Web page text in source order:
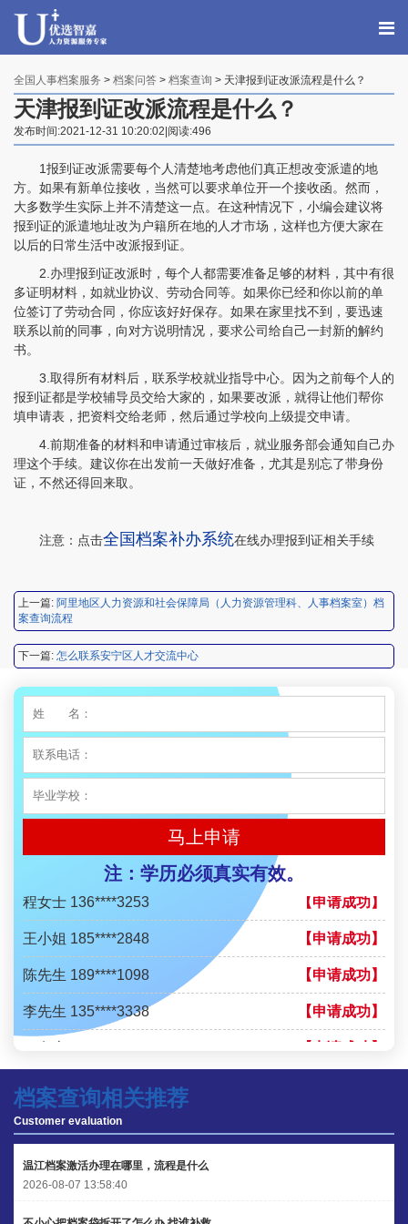
全国人事档案服务 > 档案问答 > 档案查询 > 天津报到证改派流程是什么？
天津报到证改派流程是什么？
发布时间:2021-12-31 10:20:02|阅读:496
1报到证改派需要每个人清楚地考虑他们真正想改变派遣的地
方。如果有新单位接收，当然可以要求单位开一个接收函。然而，
大多数学生实际上并不清楚这一点。在这种情况下，小编会建议将
报到证的派遣地址改为户籍所在地的人才市场，这样也方便大家在
以后的日常生活中改派报到证。
2.办理报到证改派时，每个人都需要准备足够的材料，其中有很
多证明材料，如就业协议、劳动合同等。如果你已经和你以前的单
位签订了劳动合同，你应该好好保存。如果在家里找不到，要迅速
联系以前的同事，向对方说明情况，要求公司给自己一封新的解约
书。
3.取得所有材料后，联系学校就业指导中心。因为之前每个人的
报到证都是学校辅导员交给大家的，如果要改派，就得让他们帮你
填申请表，把资料交给老师，然后通过学校向上级提交申请。
4.前期准备的材料和申请通过审核后，就业服务部会通知自己办
理这个手续。建议你在出发前一天做好准备，尤其是别忘了带身份
证，不然还得回来取。
注意：点击全国档案补办系统在线办理报到证相关手续
上一篇: 阿里地区人力资源和社会保障局（人力资源管理科、人事档案室）档
案查询流程
下一篇: 怎么联系安宁区人才交流中心
马上申请
注：学历必须真实有效。
程女士 134****3518 【申请成功】
陈先生 158****3306 【申请成功】
程女士 136****3253 【申请成功】
王小姐 185****2848 【申请成功】
李先生 135****3338
程女士 134****3518
王小姐 181****2354
李先生 137****1923
程女士 136****3253 【申请成功】
王小姐 185****2848 【申请成功】
陈先生 189****1098 【申请成功】
李先生 135****3338 【申请成功】
程女士 134****3518 【申请成功】
陈先生 158****3306
程女士 136****3253
档案查询相关推荐
Customer evaluation
温江档案激活办理在哪里，流程是什么
2026-08-07 13:58:40